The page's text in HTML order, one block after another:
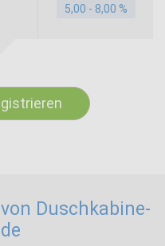
5,00 - 8,00 %
Duschkabine-